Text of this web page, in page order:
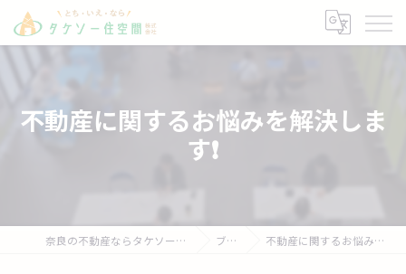
不動産に関するお悩みを解決しま
す❗
奈良の不動産ならタケソー住空間株式会社 ブログ 不動産に関するお悩みを解決します❗